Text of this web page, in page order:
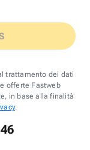
trattamento dei dati
offerte Fastweb
in base alla finalità
.